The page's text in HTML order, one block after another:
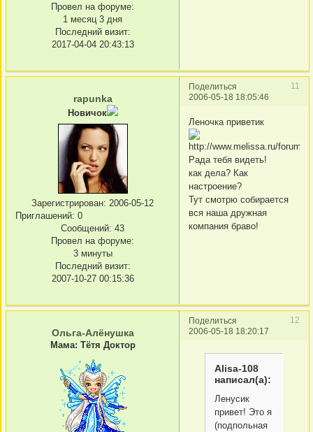
Провел на форуме:
1 месяц 3 дня
Последний визит:
2017-04-04 20:43:13
Поделиться
11
2006-05-18 18:05:46
rapunka
Новичок
Зарегистрирован: 2006-05-12
Приглашений: 0
Сообщений: 43
Провел на форуме:
3 минуты
Последний визит:
2007-10-27 00:15:36
Леночка приветик
Рада тебя видеть!
как дела? Как
настроение?
Тут смотрю собирается
вся наша дружная
компания браво!
Поделиться
12
2006-05-18 18:20:17
Ольга-Алёнушка
Мама: Тётя Доктор
Alisa-108
написал(а):
Ленусик
привет! Это я
(подпольная